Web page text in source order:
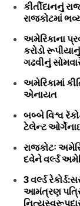
કીર્તીદાનનું
રાજકોટમાં
અમેરિકાના
કરોડો
ગઢવીનું
અમેરિકામાં
એનાયત
બબ્બે વિશ્વ
ટેલેન્ટ
રાજકોટઃ
દવેને વર્લ્ડ
3 વર્લ્ડ
આમંત્રણ